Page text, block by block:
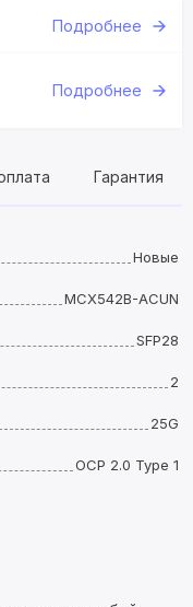
Подробнее
Подробнее
Гарантия
Новые
MCX542B-ACUN
SFP28
2
25G
OCP 2.0 Type 1